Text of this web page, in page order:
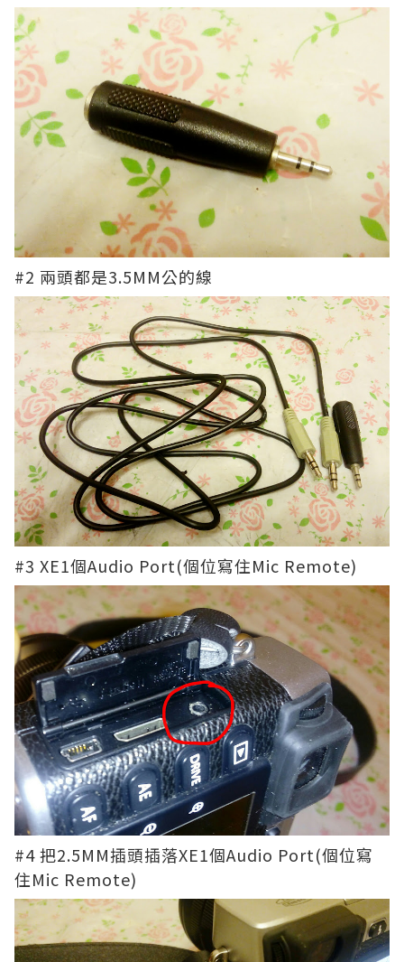
#2 兩頭都是3.5MM公的線
#3 XE1個Audio Port(個位寫住Mic Remote)
#4 把2.5MM插頭插落XE1個Audio Port(個位寫
住Mic Remote)